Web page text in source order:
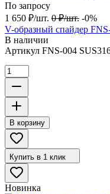
По запросу
1 650 ₽/шт. 0 ₽/шт. -0%
V-образный спайдер
В наличии
Артикул FNS-004
В корзину
Купить в 1 клик
Новинка